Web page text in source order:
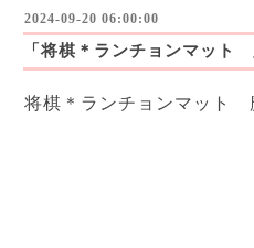
2024-09-20 06:00:00
「将棋＊ランチョンマット
将棋＊ランチョンマット